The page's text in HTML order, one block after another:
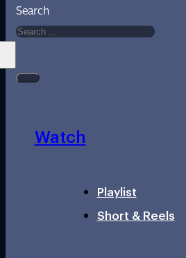
Search
Watch
Playlist
Short & Reels